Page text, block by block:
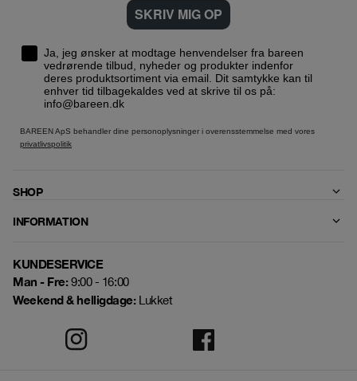
SKRIV MIG OP
Ja, jeg ønsker at modtage henvendelser fra bareen
vedrørende tilbud, nyheder og produkter indenfor
deres produktsortiment via email. Dit samtykke kan til
enhver tid tilbagekaldes ved at skrive til os på:
info@bareen.dk
BAREEN ApS behandler dine personoplysninger i overensstemmelse med vores
privatlivspolitik
SHOP
INFORMATION
KUNDESERVICE
Man - Fre:9:00 - 16:00
Weekend & helligdage:Lukket